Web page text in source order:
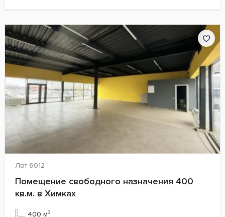
Лот 6012
Помещение свободного назначения 400
кв.м. в Химках
400 м²